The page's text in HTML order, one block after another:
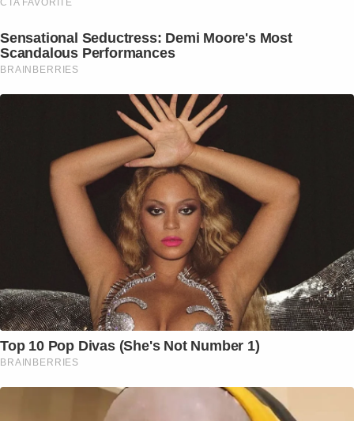
CTA FAVORITE
Sensational Seductress: Demi Moore's Most
Scandalous Performances
BRAINBERRIES
Top 10 Pop Divas (She's Not Number 1)
BRAINBERRIES